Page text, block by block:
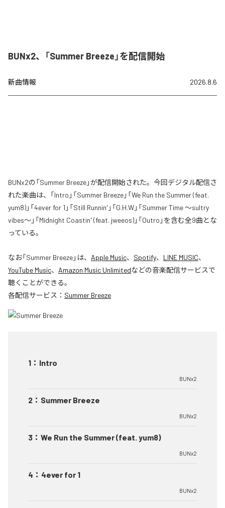
BUNx2、「Summer Breeze」を配信開始
新曲情報 2026.8.6
BUNx2の「Summer Breeze」が配信開始された。今回デジタル配信さ
れた楽曲は、「Intro」「Summer Breeze」「We Run the Summer (feat.
yum8)」「4ever for 1」「Still Runnin'」「G.H.W」「Summer Time 〜sultry
vibes〜」「Midnight Coastin' (feat. jweeos)」「Outro」を含む全9曲とな
っている。
なお「Summer Breeze」は、 Apple Music、 Spotify、 LINE MUSIC、
YouTube Music、 Amazon Music Unlimitedなどの音楽配信サービスで
聴くことができる。
各配信サービス： Summer Breeze
1 ： Intro
BUNx2
2 ： Summer Breeze
BUNx2
3 ： We Run the Summer (feat. yum8)
BUNx2
4 ： 4ever for 1
BUNx2